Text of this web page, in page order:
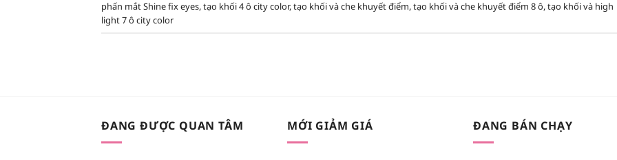
phấn mắt Shine fix eyes,tạo khối 4 ô city color,tạo khối và che khuyết điểm,tạo khối và che khuyết điểm 8 ô,tạo khối và high
light 7 ô city color
ĐANG ĐƯỢC QUAN TÂM MỚI GIẢM GIÁ ĐANG BÁN CHẠY